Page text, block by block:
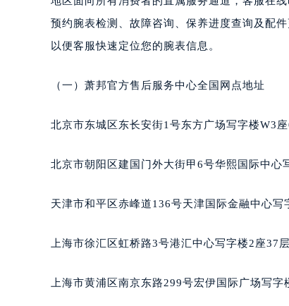
苏州市苏州工业园区星港街
武汉市江汉区解放大道686号世
合肥市蜀山区潜山路111号万象
青岛市南区山东路6号华润大厦
长春市朝阳区西安大路727号中
昆明市盘龙区北京路928号同德
西安市碑林区南关正街88号华
唐山市路南区新华东道100号万
预约腕表检测、故障咨询、保养进度查询及配
以便客服快速定位您的腕表信息。
（一）萧邦官方售后服务中心全国网点地址
北京市东城区东长安街1号东方广场写字楼W3
北京市朝阳区建国门外大街甲6号华熙国际中心
天津市和平区赤峰道136号天津国际金融中心写
上海市徐汇区虹桥路3号港汇中心写字楼2座37
上海市黄浦区南京东路299号宏伊国际广场写字